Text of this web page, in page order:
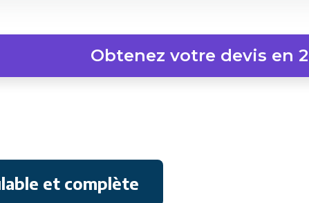
Obtenez votre devis en
et complète